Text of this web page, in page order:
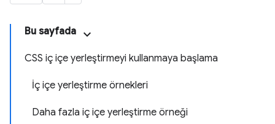
Bu sayfada
CSS iç içe yerleştirmeyi kullanmaya başlama
İç içe yerleştirme örnekleri
Daha fazla iç içe yerleştirme örneği